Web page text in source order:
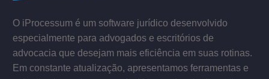
O iProcessum é um software jurídico desenvolvido
especialmente para advogados e escritórios de
advocacia que desejam mais eficiência em suas rotinas.
Em constante atualização, apresentamos ferramentas e